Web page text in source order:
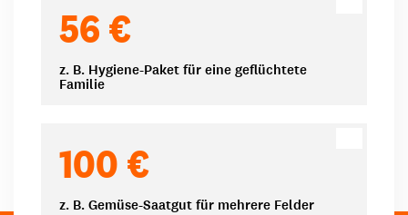
56 €
z. B. Hygiene-Paket für eine geflüchtete
Familie
100 €
z. B. Gemüse-Saatgut für mehrere Felder